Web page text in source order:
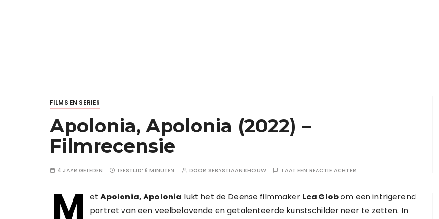
FILMS EN SERIES
Apolonia, Apolonia (2022) –
Filmrecensie
4 JAAR GELEDEN LEESTIJD:6 MINUTEN DOOR SEBASTIAAN KHOUW LAAT EEN REACTIE ACHTER
M et Apolonia, Apolonia lukt het de Deense filmmaker Lea Globom een intrigerend
portret van een veelbelovende en getalenteerde kunstschilder neer te zetten. In